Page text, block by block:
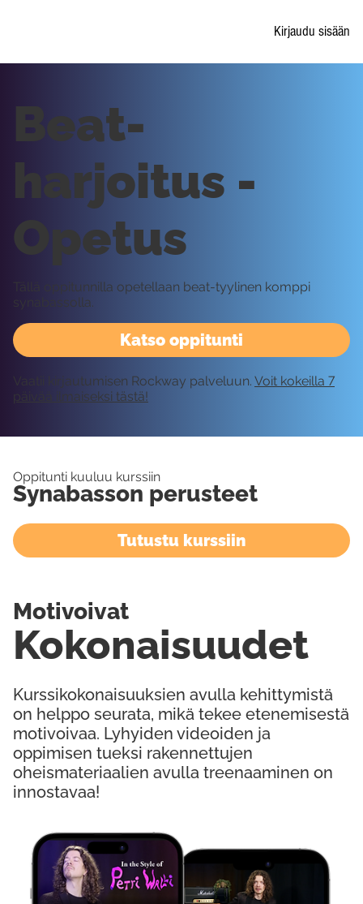
Kirjaudu sisään
Katso oppitunti
Beat-
harjoitus -
Opetus
Tällä oppitunnilla opetellaan beat-tyylinen komppi
synabassolla.
Vaatii kirjautumisen Rockway palveluun. Voit kokeilla 7
päivää ilmaiseksi tästä!
Oppitunti kuuluu kurssiin
Synabasson perusteet
Tutustu kurssiin
Kurssikokonaisuuksien avulla kehittymistä
on helppo seurata, mikä tekee etenemisestä
motivoivaa. Lyhyiden videoiden ja
oppimisen tueksi rakennettujen
oheismateriaalien avulla treenaaminen on
innostavaa!
Kokonaisuudet
Motivoivat